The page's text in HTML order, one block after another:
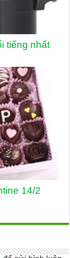
tiếng nhất
14/2